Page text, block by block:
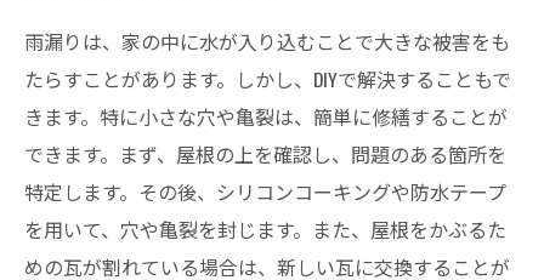
雨漏りは、家の中に水が入り込むことで大きな被害をも
たらすことがあります。しかし、DIYで解決することもで
きます。特に小さな穴や亀裂は、簡単に修繕することが
できます。まず、屋根の上を確認し、問題のある箇所を
特定します。その後、シリコンコーキングや防水テープ
を用いて、穴や亀裂を封じます。また、屋根をかぶるた
めの瓦が割れている場合は、新しい瓦に交換することが